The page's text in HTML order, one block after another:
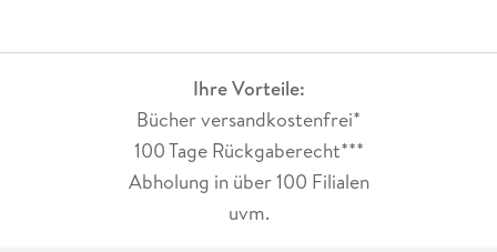
Ihre Vorteile:
Bücher versandkostenfrei*
100 Tage Rückgaberecht***
Abholung in über 100 Filialen
uvm.